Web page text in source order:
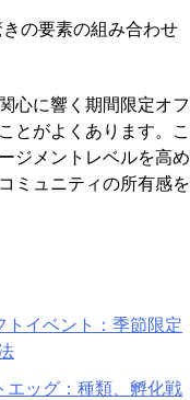
の要素の組み合わせ
心に響く期間限定オフ
とがよくあります。こ
ジメントレベルを高め
ミュニティの所有感を
トイベント：季節限定
エッグ：種類、孵化戦